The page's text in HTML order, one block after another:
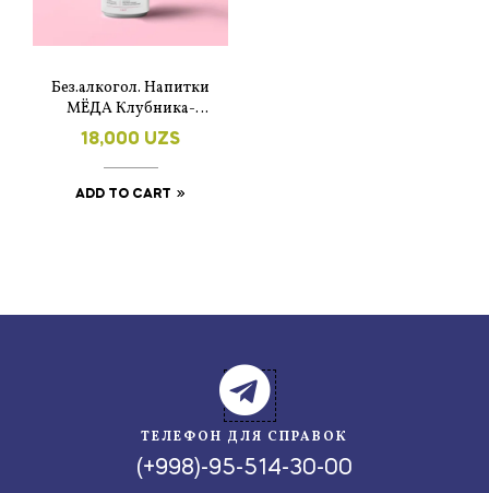
Без.алкогол. Напитки
МЁДА Клубника-
малина
18,000 UZS
ADD TO CART
ТЕЛЕФОН ДЛЯ СПРАВОК
(+998)-95-514-30-00